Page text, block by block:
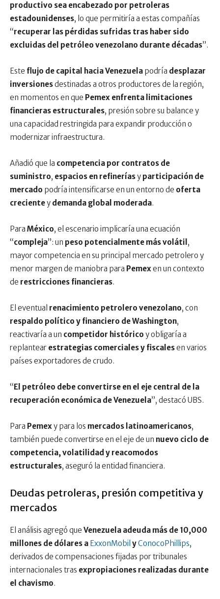
productivo sea encabezado por petroleras
estadounidenses, lo que permitiría a estas compañías
“recuperar las pérdidas sufridas tras haber sido
excluidas del petróleo venezolano durante décadas”.
Este flujo de capital hacia Venezuela podría desplazar
inversionesdestinadas a otros productores de la región,
en momentos en que Pemex enfrenta limitaciones
financieras estructurales, presión sobre su balance y
una capacidad restringida para expandir producción o
modernizar infraestructura.
Añadió que la competencia por contratos de
suministro, espacios en refineríasy participación de
mercado podría intensificarse en un entorno de oferta
crecientey demanda global moderada.
Para México, el escenario implicaría una ecuación
“compleja”: un peso potencialmente más volátil ,
mayor competencia en su principal mercado petrolero y
menor margen de maniobra para Pemexen un contexto
de restricciones financieras.
El eventual renacimiento petrolero venezolano, con
respaldo político y financiero de Washington,
reactivaría a un competidor histórico y obligaría a
replantear estrategias comerciales y fiscalesen varios
países exportadores de crudo.
“ El petróleo debe convertirse en el eje central de la
recuperación económica de Venezuela”, destacó UBS.
Para Pemexy para los mercados latinoamericanos,
también puede convertirse en el eje de un nuevo ciclo de
competencia, volatilidad y reacomodos
estructurales, aseguró la entidad financiera.
Deudas petroleras, presión competitiva y
mercados
El análisis agregó que Venezuela adeuda más de 10,000
millones de dólares a ExxonMobil yConocoPhillips,
derivados de compensaciones fijadas por tribunales
internacionales tras expropiaciones realizadas durante
el chavismo.